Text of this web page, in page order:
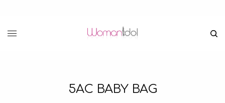
5AC BABY BAG